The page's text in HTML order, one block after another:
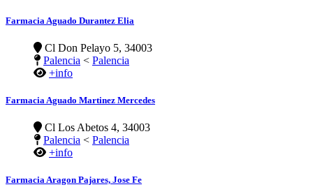
Farmacia Aguado Durantez Elia
Cl Don Pelayo 5, 34003
Palencia < Palencia
+info
Farmacia Aguado Martinez Mercedes
Cl Los Abetos 4, 34003
Palencia < Palencia
+info
Farmacia Aragon Pajares, Jose Fe